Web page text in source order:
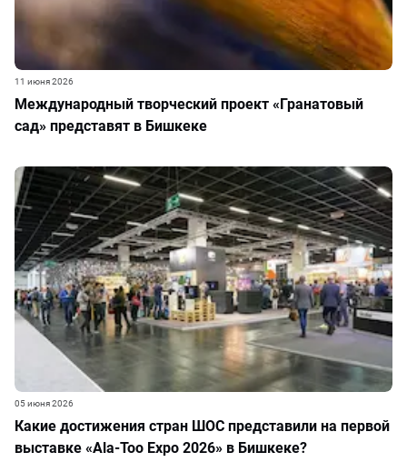
Международный творческий проект «Гранатовый
сад» представят в Бишкеке
11 июня 2026
Какие достижения стран ШОС представили на первой
выставке «Ala-Too Expo 2026» в Бишкеке?
05 июня 2026